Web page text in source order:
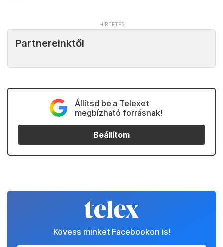
Partnereinktől
Állítsd be a Telexet
megbízható forrásnak!
Beállítom
Kövess minket Facebookon is!